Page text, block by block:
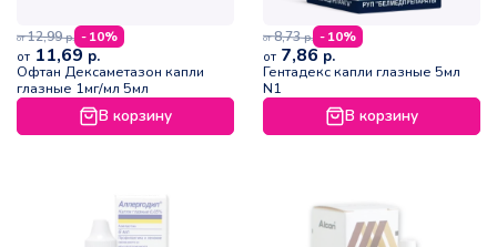
от 12,99р. - 10%
от 11,69 р.
Офтан Дексаметазон капли
глазные 1мг/мл 5мл
В корзину
от 8,73р. - 10%
от 7,86 р.
Гентадекс капли глазные 5мл
N1
В корзину